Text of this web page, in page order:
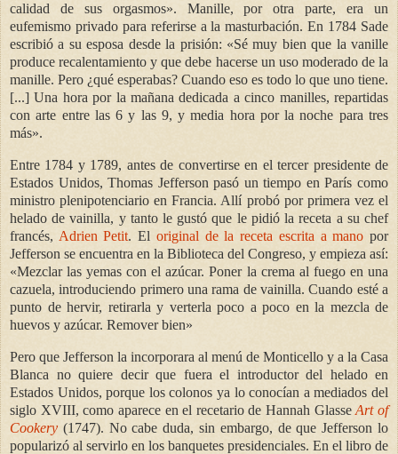
calidad de sus orgasmos». Manille, por otra parte, era un
eufemismo privado para referirse a la masturbación. En 1784 Sade
escribió a su esposa desde la prisión: «Sé muy bien que la vanille
produce recalentamiento y que debe hacerse un uso moderado de la
manille. Pero ¿qué esperabas? Cuando eso es todo lo que uno tiene.
[...] Una hora por la mañana dedicada a cinco manilles, repartidas
con arte entre las 6 y las 9, y media hora por la noche para tres
más».
Entre 1784 y 1789, antes de convertirse en el tercer presidente de
Estados Unidos, Thomas Jefferson pasó un tiempo en París como
ministro plenipotenciario en Francia. Allí probó por primera vez el
helado de vainilla, y tanto le gustó que le pidió la receta a su chef
francés, Adrien Petit. El original de la receta escrita a mano por
Jefferson se encuentra en la Biblioteca del Congreso, y empieza así:
«Mezclar las yemas con el azúcar. Poner la crema al fuego en una
cazuela, introduciendo primero una rama de vainilla. Cuando esté a
punto de hervir, retirarla y verterla poco a poco en la mezcla de
huevos y azúcar. Remover bien»
Pero que Jefferson la incorporara al menú de Monticello y a la Casa
Blanca no quiere decir que fuera el introductor del helado en
Estados Unidos, porque los colonos ya lo conocían a mediados del
siglo XVIII, como aparece en el recetario de Hannah GlasseArt of
Cookery (1747). No cabe duda, sin embargo, de que Jefferson lo
popularizó al servirlo en los banquetes presidenciales. En el libro de